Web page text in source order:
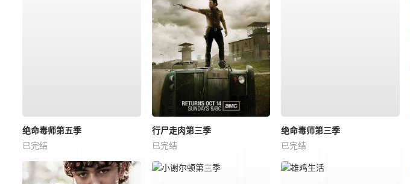
绝命毒师第五季
已完结
行尸走肉第三季
已完结
绝命毒师第三季
已完结